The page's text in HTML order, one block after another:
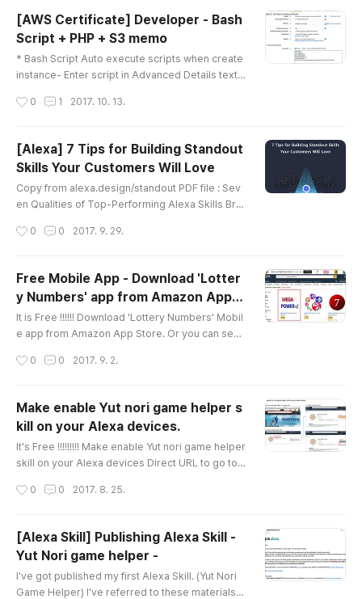
Jassy, CEO, Amazon Web Services Keynote | T
hursday, Nov. 30 | 8:30 AM – 10:30 AM PT Wern
er Vogels, Chief Technology Of..
[AWS Certificate] Developer - Bash
Script + PHP + S3 memo
* Bash Script Auto execute scripts when create
instance- Enter script in Advanced Details text
stem will execute all these scripts when create
ncd /var/www/htmlaws s3 cp s3://mywebsitebu
cket-changsoo/index.html /var/www/html : Upd
ate system, install Apach..
0 1 2017. 10. 13.
[Alexa] 7 Tips for Building Standout
Skills Your Customers Will Love
Copy from alexa.design/standout PDF file : Sev
en Qualities of Top-Performing Alexa Skills Bro
e the innovations of our developer community o
ios including hands-free smart device control, o
n-demand content delivery, immersive adventu
re games, and more...
0 0 2017. 9. 29.
Free Mobile App - Download 'Lotter
y Numbers' app from Amazon App S
tore
It is Free !!!!!! Download 'Lottery Numbers' Mobil
e app from Amazon App Store. Or you can see t
com and search by 'Lottery Numbers'. Get Jack
0 0 2017. 9. 2.
Make enable Yut nori game helper s
kill on your Alexa devices.
It's Free !!!!!!!!! Make enable Yut nori game helper
skill on your Alexa devices Direct URL to go to Y
ame helperAnd then make it enabled by clicking
s://www.amazon.com/
0 0 2017. 8. 25.
[Alexa Skill] Publishing Alexa Skill -
Yut Nori game helper -
I've got published my first Alexa Skill. (Yut Nori
Game Helper) I've referred to these materials t